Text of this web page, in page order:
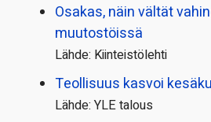
Osakas, näin vältät
muutostöissä
Lähde: Kiinteistölehti
Teollisuus kasvoi
Lähde: YLE talous